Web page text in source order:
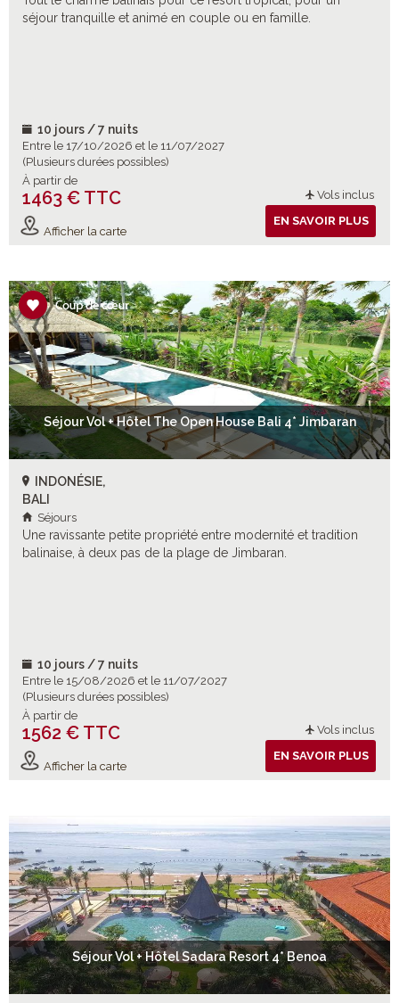
séjour tranquille et animé en couple ou en famille.
10 jours / 7 nuits
Entre le 17/10/2026 et le 11/07/2027
(Plusieurs durées possibles)
À partir de
1463 € TTC Vols inclus
Afficher la carte
EN SAVOIR PLUS
Séjour Vol + Hôtel The Open House Bali 4* Jimbaran
INDONÉSIE,
BALI
Séjours
Une ravissante petite propriété entre modernité et tradition
balinaise, à deux pas de la plage de Jimbaran.
10 jours / 7 nuits
Entre le 15/08/2026 et le 11/07/2027
(Plusieurs durées possibles)
À partir de
1562 € TTC Vols inclus
Afficher la carte
EN SAVOIR PLUS
Séjour Vol + Hôtel Sadara Resort 4* Benoa